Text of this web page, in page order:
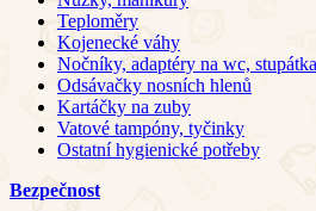
Teploměry
Kojenecké váhy
Nočníky, adaptéry na wc, stupátka
Odsávačky nosních hlenů
Kartáčky na zuby
Vatové tampóny, tyčinky
Ostatní hygienické potřeby
Bezpečnost